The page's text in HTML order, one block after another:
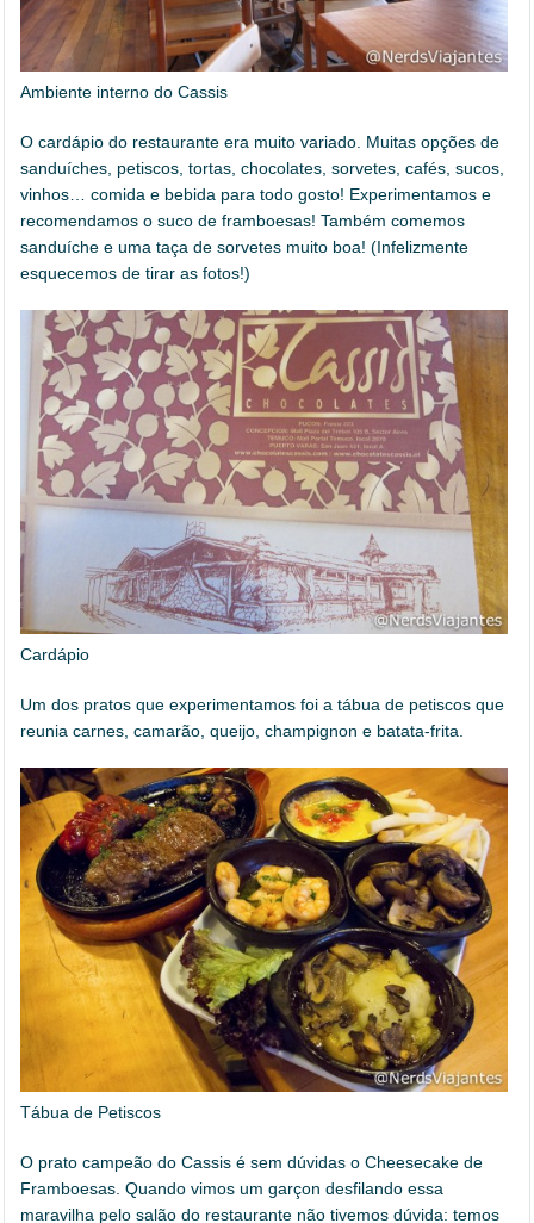
Ambiente interno do Cassis
O cardápio do restaurante era muito variado. Muitas opções de
sanduíches, petiscos, tortas, chocolates, sorvetes, cafés, sucos,
vinhos… comida e bebida para todo gosto! Experimentamos e
recomendamos o suco de framboesas! Também comemos
sanduíche e uma taça de sorvetes muito boa! (Infelizmente
esquecemos de tirar as fotos!)
Cardápio
Um dos pratos que experimentamos foi a tábua de petiscos que
reunia carnes, camarão, queijo, champignon e batata-frita.
Tábua de Petiscos
O prato campeão do Cassis é sem dúvidas o Cheesecake de
Framboesas. Quando vimos um garçon desfilando essa
maravilha pelo salão do restaurante não tivemos dúvida: temos